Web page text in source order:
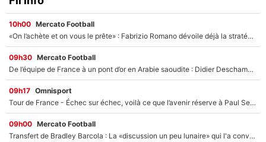
10h00 Mercato Football
«On l’achète et on vous le prête» : Fabrizio Romano dévoile déjà la stratégie du PSG avec le transfert de Zion Suzuki !
09h30 Mercato Football
De l’équipe de France à un pont d’or en Arabie saoudite : Didier Deschamps a donné sa réponse !
09h17 Omnisport
Tour de France - Échec sur échec, voilà ce que l’avenir réserve à Paul Seixas : «Tant qu’il y aura un Pogacar comme celui-là...»
09h00 Mercato Football
Transfert de Bradley Barcola : La «discussion un peu lunaire» qui l'a convaincu de quitter le PSG, son entourage est pointé du doigt